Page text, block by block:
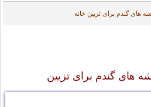
های گندم برای تزیین خانه
های گندم برای تزیین